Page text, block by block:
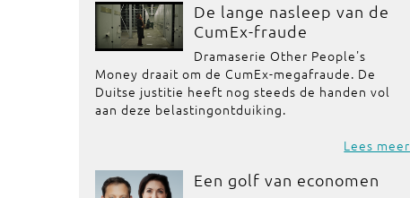
De lange nasleep van de
CumEx-fraude
Dramaserie Other People's
Money draait om de CumEx-megafraude. De
Duitse justitie heeft nog steeds de handen vol
aan deze belastingontduiking.
Lees meer
Een golf van economen